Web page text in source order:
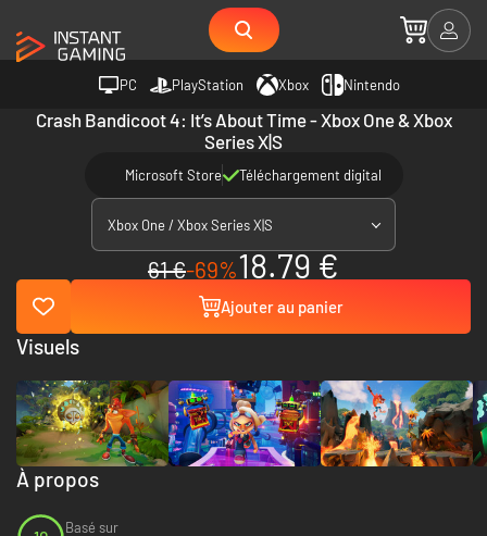
PC PlayStation Xbox Nintendo
Crash Bandicoot 4: It’s About Time - Xbox One & Xbox
Series X|S
Microsoft Store Téléchargement digital
Xbox One / Xbox Series X|S
61 €-69%18.79 €
Ajouter au panier
À propos
Basé sur
Visuels